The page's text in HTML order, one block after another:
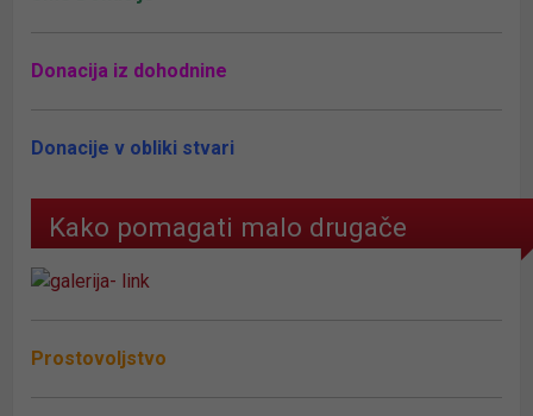
Donacija iz dohodnine
Donacije v obliki stvari
Kako pomagati malo drugače
Prostovoljstvo